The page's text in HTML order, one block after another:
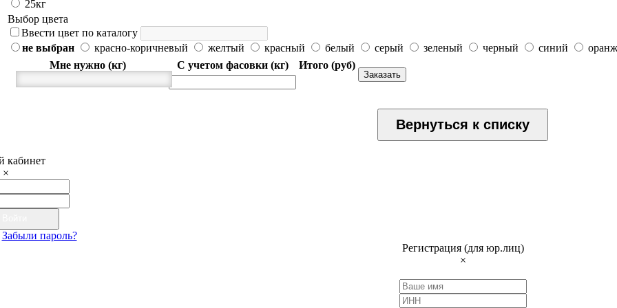
25кг
Выбор цвета
Ввести цвет по каталогу
не выбран
красно-коричневый желтый красный белый серый зеленый черный синий
Мне нужно (кг)
С учетом фасовки (кг) Итого (руб)
Заказать
Вернуться к списку
кабинет
×
Забыли пароль?
Регистрация (для юр.лиц)
×